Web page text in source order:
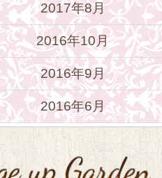
2017年8月
2016年10月
2016年9月
2016年6月